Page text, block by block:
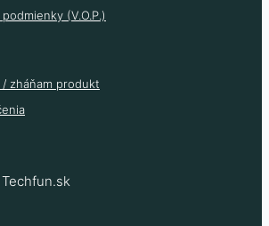
(V.O.P.)
zháňam produkt